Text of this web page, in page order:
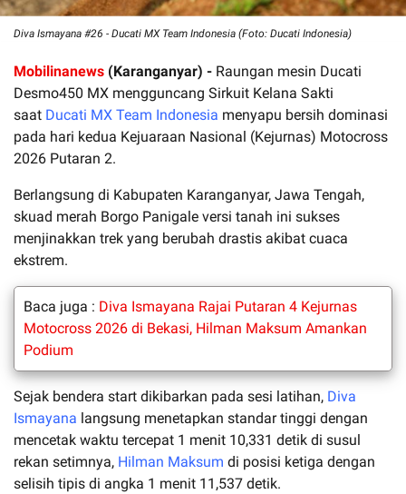
Diva Ismayana #26 - Ducati MX Team Indonesia (Foto: Ducati Indonesia)
Mobilinanews (Karanganyar) - Raungan mesin Ducati
Desmo450 MX mengguncang Sirkuit Kelana Sakti
saat Ducati MX Team Indonesia menyapu bersih dominasi
pada hari kedua Kejuaraan Nasional (Kejurnas) Motocross
2026 Putaran 2.
Berlangsung di Kabupaten Karanganyar, Jawa Tengah,
skuad merah Borgo Panigale versi tanah ini sukses
menjinakkan trek yang berubah drastis akibat cuaca
ekstrem.
Baca juga : Diva Ismayana Rajai Putaran 4 Kejurnas
Motocross 2026 di Bekasi, Hilman Maksum Amankan
Podium
Sejak bendera start dikibarkan pada sesi latihan, Diva
Ismayana langsung menetapkan standar tinggi dengan
mencetak waktu tercepat 1 menit 10,331 detik di susul
rekan setimnya, Hilman Maksum di posisi ketiga dengan
selisih tipis di angka 1 menit 11,537 detik.